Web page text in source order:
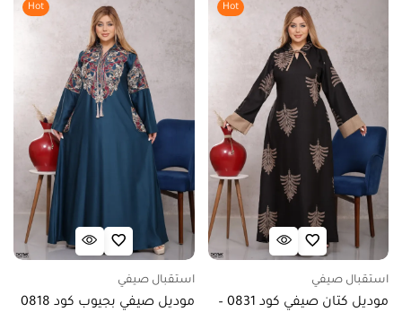
Hot
استقبال صيفي
موديل كتان صيفي كود 0831 –
Hot
استقبال صيفي
موديل صيفي بجيوب كود 0818